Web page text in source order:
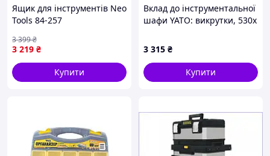
Ящик для інструментів Neo
Tools 84-257
3 219 ₴
3 399₴
Купити
Вклад до інструментальної
шафи YATO: викрутки, 530х
3 315 ₴
Купити